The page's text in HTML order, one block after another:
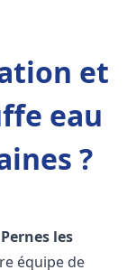
et
eau
?
Pernes les
équipe de